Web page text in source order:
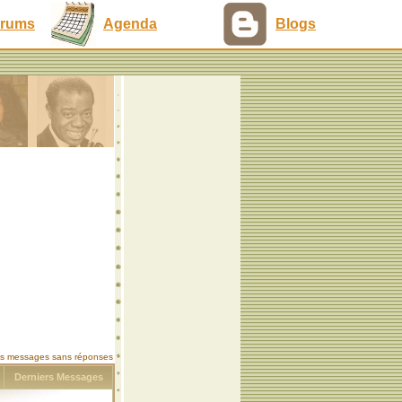
Agenda Blogs
messages sans réponses
Derniers Messages